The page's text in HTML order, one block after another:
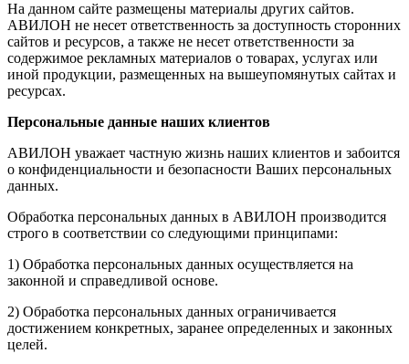
На данном сайте размещены материалы других сайтов.
АВИЛОН не несет ответственность за доступность сторонних
сайтов и ресурсов, а также не несет ответственности за
содержимое рекламных материалов о товарах, услугах или
иной продукции, размещенных на вышеупомянутых сайтах и
ресурсах.
Персональные данные наших клиентов
АВИЛОН уважает частную жизнь наших клиентов и забоится
о конфиденциальности и безопасности Ваших персональных
данных.
Обработка персональных данных в АВИЛОН производится
строго в соответствии со следующими принципами:
1) Обработка персональных данных осуществляется на
законной и справедливой основе.
2) Обработка персональных данных ограничивается
достижением конкретных, заранее определенных и законных
целей.